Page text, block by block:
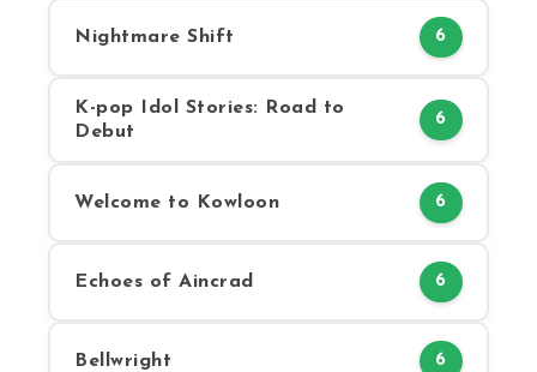
Nightmare Shift 6
K-pop Idol Stories: Road to
Debut
6
Welcome to Kowloon 6
Echoes of Aincrad 6
Bellwright 6